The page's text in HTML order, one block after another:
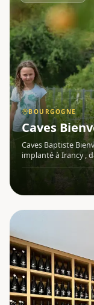
BOURGOGNE
Caves
Caves Baptiste
implanté à Irancy ,
transmet de père
dirigé par Baptiste